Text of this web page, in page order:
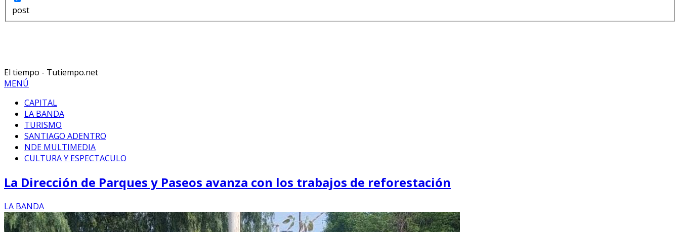
post
El tiempo - Tutiempo.net
MENÚ
CAPITAL
LA BANDA
TURISMO
SANTIAGO ADENTRO
NDE MULTIMEDIA
CULTURA Y ESPECTACULO
La Dirección de Parques y Paseos avanza con los trabajos de reforestación
LA BANDA